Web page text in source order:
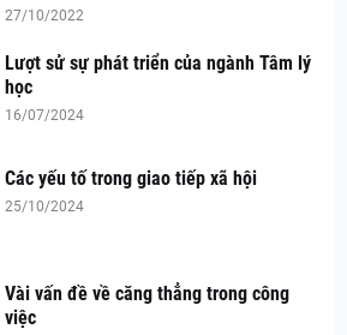
27/10/2022
Lượt sử sự phát triển của ngành Tâm lý
học
16/07/2024
Các yếu tố trong giao tiếp xã hội
25/10/2024
Vài vấn đề về căng thẳng trong công
việc